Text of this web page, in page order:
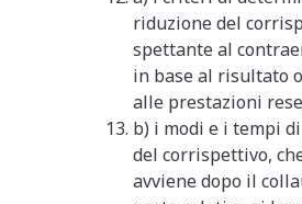
riduzione del
spettante al
in base al risultato
alle prestazioni
b) i modi e i tempi
del corrispettivo,
avviene dopo il